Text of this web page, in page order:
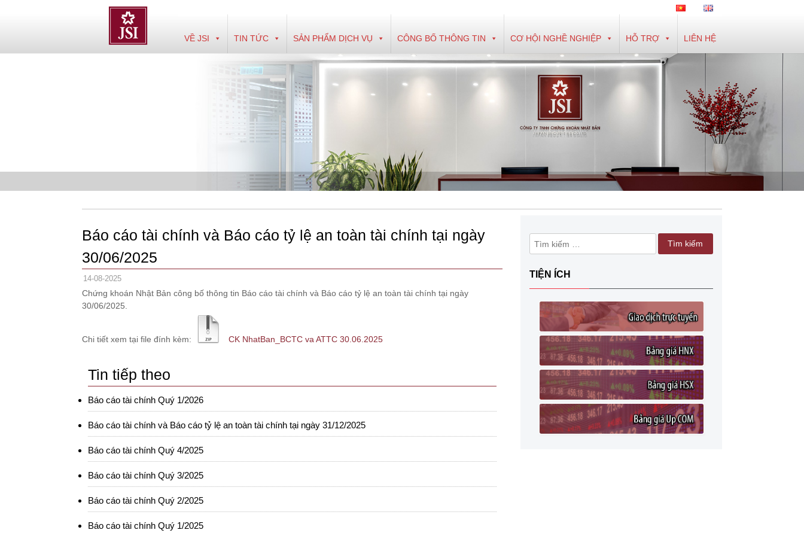
VỀ JSI
TIN TỨC SẢN PHẨM DỊCH VỤ CÔNG BỐ THÔNG TIN CƠ HỘI NGHỀ NGHIỆP HỖ TRỢ LIÊN HỆ
Báo cáo tài chính và Báo cáo tỷ lệ an toàn tài chính tại ngày
30/06/2025
14-08-2025
Chứng khoán Nhật Bản công bố thông tin Báo cáo tài chính và Báo cáo tỷ lệ an toàn tài chính tại ngày
30/06/2025.
Chi tiết xem tại file đính kèm: CK NhatBan_BCTC va ATTC 30.06.2025
Tin tiếp theo
Báo cáo tài chính Quý 1/2026
Báo cáo tài chính và Báo cáo tỷ lệ an toàn tài chính tại ngày 31/12/2025
Báo cáo tài chính Quý 4/2025
Báo cáo tài chính Quý 3/2025
Báo cáo tài chính Quý 2/2025
Báo cáo tài chính Quý 1/2025
kiếm
TIỆN ÍCH